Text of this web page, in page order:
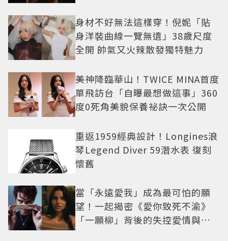
身材不好無法這樣穿！倪妮「貼
身洋裝曲線一覽無遺」38歲尺度
全開 帥氣又火辣散發獨特魅力
美神降臨華山！TWICE MINA首度
單飛訪台「自曝最想做這事」360
度0死角美貌保養祕訣一次公開
重返1959經典設計！Longines浪
琴Legend Diver 59潛水表 復刻
懷舊
當「永遠愛我」成為最可怕的願
望！一起揭密《愛你致死不渝》
「一願柳」背後的失控愛情與爆